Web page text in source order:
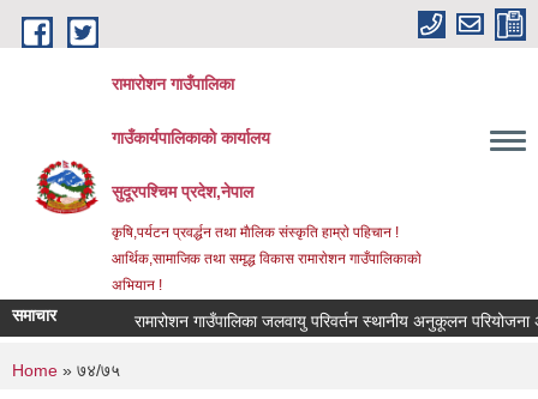
Skip to main content
रामारोशन गाउँपालिका
गाउँकार्यपालिकाकाे कार्यालय
सुदूरपश्चिम प्रदेश,नेपाल
कृषि,पर्यटन प्रवर्द्धन तथा माैलिक संस्कृति हाम्राे पहिचान !
आर्थिक,सामाजिक तथा समृद्ध विकास रामाराेशन गाउँपालिकाकाे
अभियान !
समाचार रामारोशन गाउँपालिका जलवायु परिवर्तन स्थानीय अनुकूलन परियोजना
You are here
Home » ७४/७५